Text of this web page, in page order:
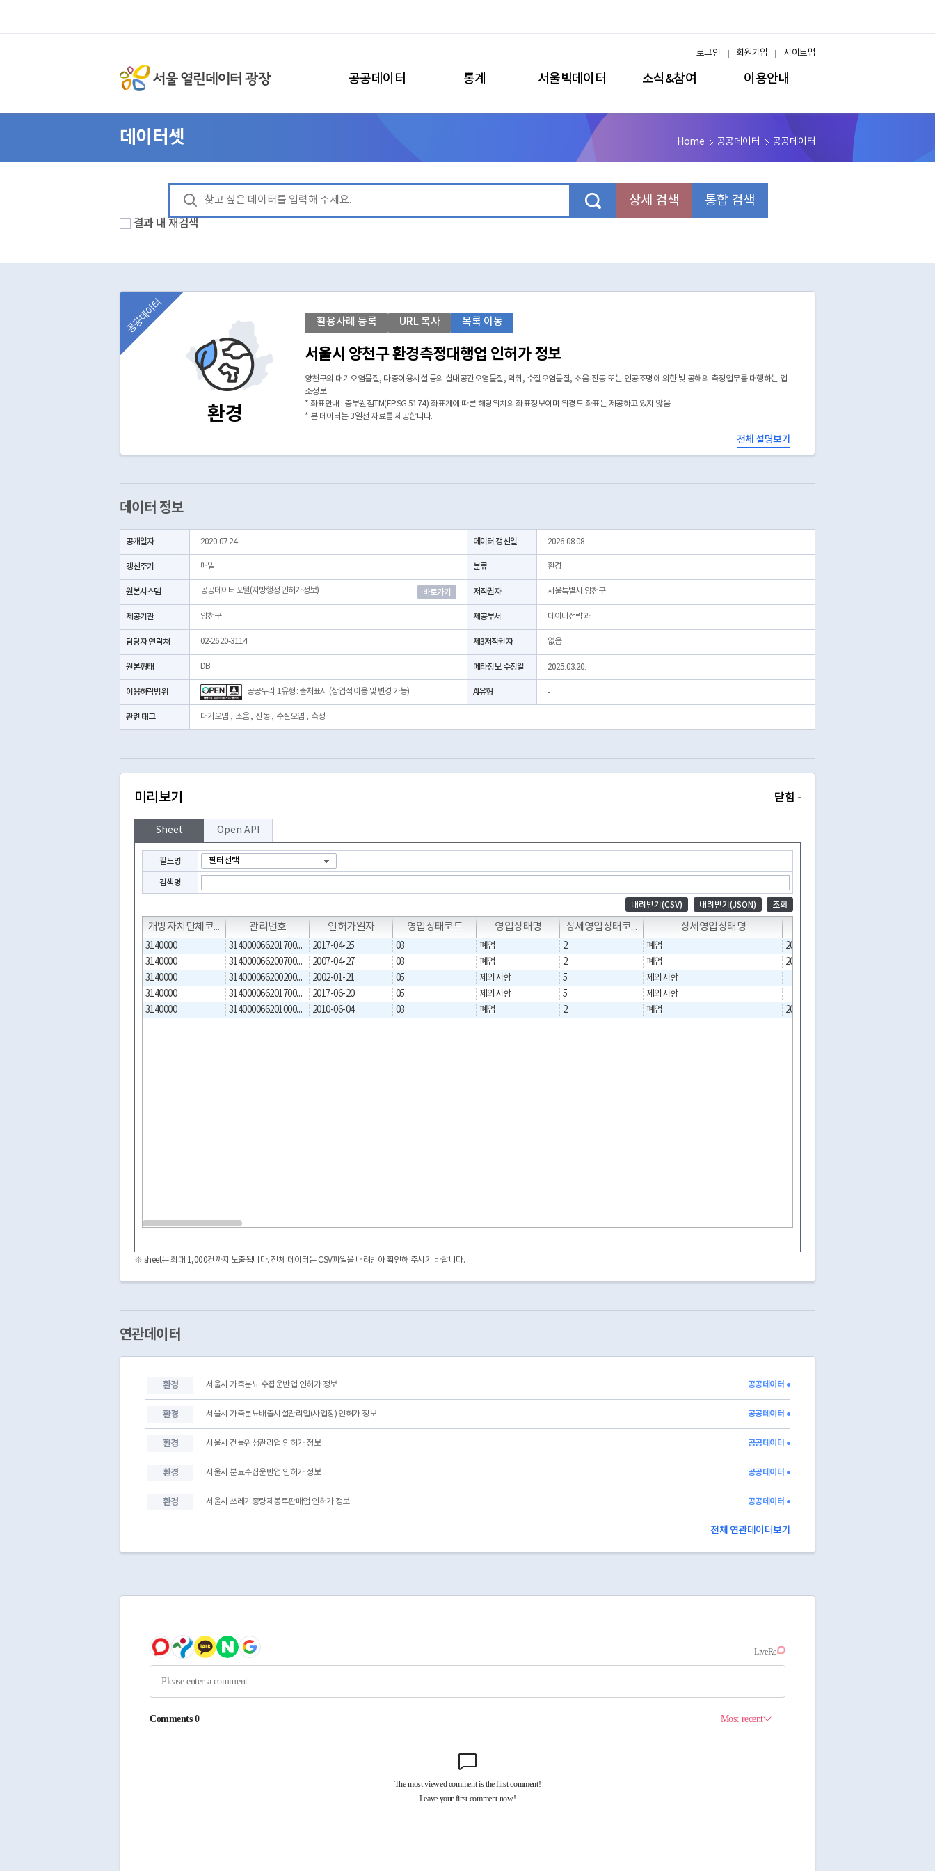
공공데이터 통계 서울빅데이터 소식&참여 이용안내
로그인 회원가입 사이트맵
데이터셋 Home 공공데이터 공공데이터
상세 검색 통합 검색
결과 내 재검색
환경
공공데이터 활용사례 등록 URL 복사 목록 이동
서울시 양천구 환경측정대행업 인허가 정보
양천구의 대기오염물질, 다중이용시설 등의 실내공간오염물질, 악취, 수질오염물질, 소음·진동 또는 인공조명에 의한 빛 공해의 측정업무를 대행하는 업
소정보
* 좌표안내 : 중부원점TM(EPSG:5174) 좌표계에 따른 해당위치의 좌표정보이며 위경도 좌표는 제공하고 있지 않음
* 본 데이터는 3일전 자료를 제공합니다.
전체 설명보기
데이터 정보
공개일자 2020.07.24. 데이터 갱신일 2026.08.08.
갱신주기 매일 분류 환경
원본시스템 공공데이터포털(지방행정 인허가정보) 바로가기 저작권자 서울특별시 양천구
제공기관 양천구 제공부서 데이터전략과
담당자 연락처 02-2620-3114 제3저작권자 없음
원본형태 DB 메타정보 수정일 2025.03.20.
이용허락범위 공공누리 1유형 : 출처표시 (상업적 이용 및 변경 가능) AI유형 -
관련 태그 대기오염 , 소음, 진동, 수질오염 , 측정
미리보기 닫힘 -
Sheet Open API
필드명
검색명
내려받기(CSV) 내려받기(JSON) 조회
개방자치단체코드 관리번호 인허가일자 영업상태코드 영업상태명 상세영업상태코드 상세영업상태명
T T T
3140000 314000066201700001 2017-04-25 03 폐업 2 폐업
2023-01-05
3140000
314000066200700001 2007-04-27 03 폐업 2 폐업
2015-05-15
3140000
314000066200200001 2002-01-21 05 제외사항 5
제외사항
3140000
314000066201700002 2017-06-20 05 제외사항 5
제외사항
3140000
314000066201000001 2010-06-04 03 폐업 2 폐업 2010-12-30
※ sheet는 최대 1,000건까지 노출됩니다. 전체 데이터는 CSV파일을 내려받아 확인해 주시기 바랍니다.
연관데이터
환경 서울시 가축분뇨 수집운반업 인허가 정보 공공데이터 ●
환경 서울시 가축분뇨배출시설관리업(사업장) 인허가 정보 공공데이터 ●
환경 서울시 건물위생관리업 인허가 정보 공공데이터 ●
환경 서울시 분뇨수집운반업 인허가 정보 공공데이터 ●
환경 서울시 쓰레기종량제봉투판매업 인허가 정보 공공데이터 ●
전체 연관데이터보기